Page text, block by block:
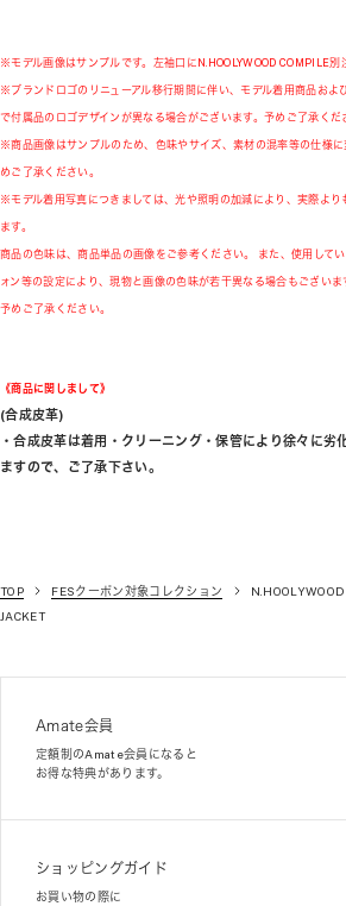
※モデル画像はサンプルです。左袖口にN.HOOLYWOOD COMPILE別
※ブランドロゴのリニューアル移行期間に伴い、モデル着用商品およ
で付属品のロゴデザインが異なる場合がございます。予めご了承くだ
※商品画像はサンプルのため、色味やサイズ、素材の混率等の仕様
めご了承ください。
※モデル着用写真につきましては、光や照明の加減により、実際よ
ます。
商品の色味は、商品単品の画像をご参考ください。 また、使用して
ォン等の設定により、現物と画像の色味が若干異なる場合もございま
予めご了承ください。
《商品に関しまして》
(合成皮革)
・合成皮革は着用・クリーニング・保管により徐々に劣
ますので、ご了承下さい。
TOP FESクーポン対象コレクション
JACKET
Amate会員
定額制のAmate会員になると
お得な特典があります。
ショッピングガイド
お買い物の際に